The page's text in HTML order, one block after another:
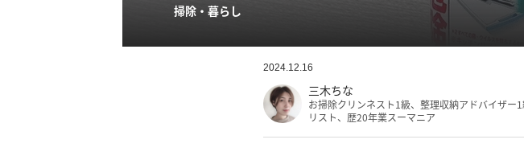
掃除・暮らし
2024.12.16
三木ちな
お掃除クリンネスト1級、整理収納アドバイザー
リスト、歴20年業スーマニア